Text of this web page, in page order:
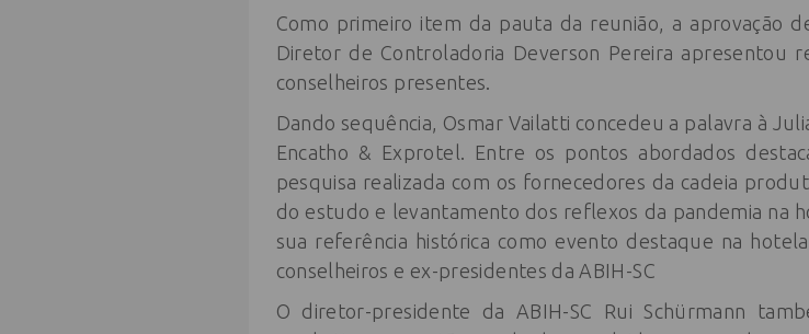
Como primeiro item da pauta da reunião, a aprovação
Diretor de Controladoria Deverson Pereira apresentou
conselheiros presentes.
Dando sequência, Osmar Vailatti concedeu a palavra à
Encatho & Exprotel. Entre os pontos abordados
pesquisa realizada com os fornecedores da cadeia
do estudo e levantamento dos reflexos da pandemia na
sua referência histórica como evento destaque na
conselheiros e ex-presidentes da ABIH-SC
O diretor-presidente da ABIH-SC Rui Schürmann